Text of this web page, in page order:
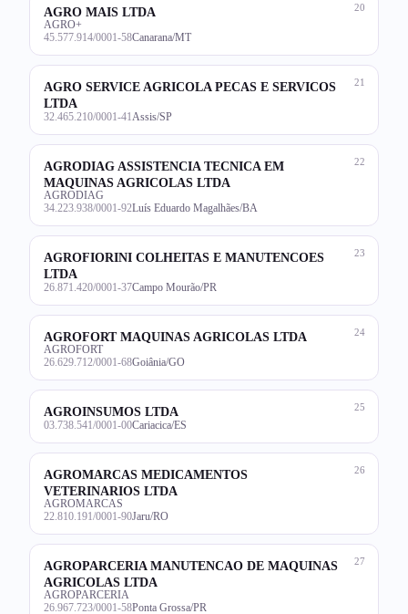
20
AGRO MAIS LTDA
AGRO+
45.577.914/0001-58Canarana/MT
21
AGRO SERVICE AGRICOLA PECAS E SERVICOS
LTDA
32.465.210/0001-41 Assis/SP
22
AGRODIAG ASSISTENCIA TECNICA EM
MAQUINAS AGRICOLAS LTDA
AGRODIAG
34.223.938/0001-92Luís Eduardo Magalhães/BA
23
AGROFIORINI COLHEITAS E MANUTENCOES
LTDA
26.871.420/0001-37Campo Mourão/PR
24
AGROFORT MAQUINAS AGRICOLAS LTDA
AGROFORT
26.629.712/0001-68Goiânia/GO
25
AGROINSUMOS LTDA
03.738.541/0001-00Cariacica/ES
26
AGROMARCAS MEDICAMENTOS
VETERINARIOS LTDA
AGROMARCAS
22.810.191/0001-90Jaru/RO
27
AGROPARCERIA MANUTENCAO DE MAQUINAS
AGRICOLAS LTDA
AGROPARCERIA
26.967.723/0001-58Ponta Grossa/PR